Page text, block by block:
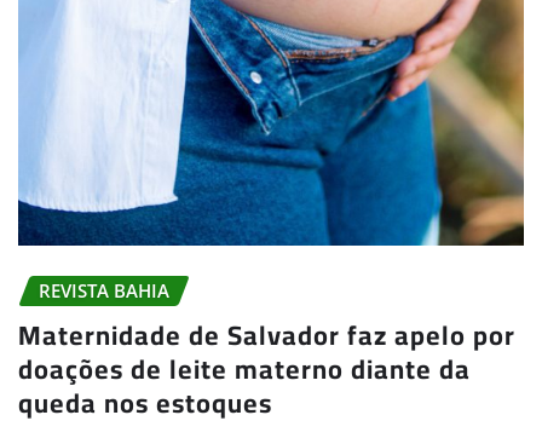
REVISTA BAHIA
Maternidade de Salvador faz apelo por
doações de leite materno diante da
queda nos estoques